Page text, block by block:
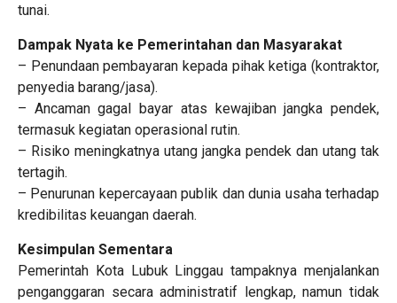
tunai.
Dampak Nyata ke Pemerintahan dan Masyarakat
– Penundaan pembayaran kepada pihak ketiga (kontraktor,
penyedia barang/jasa).
– Ancaman gagal bayar atas kewajiban jangka pendek,
termasuk kegiatan operasional rutin.
– Risiko meningkatnya utang jangka pendek dan utang tak
tertagih.
– Penurunan kepercayaan publik dan dunia usaha terhadap
kredibilitas keuangan daerah.
Kesimpulan Sementara
Pemerintah Kota Lubuk Linggau tampaknya menjalankan
penganggaran secara administratif lengkap, namun tidak